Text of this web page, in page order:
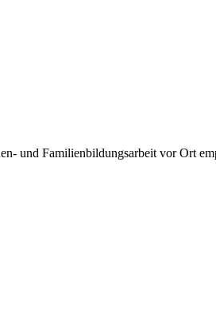
und Familienbildungsarbeit vor Ort